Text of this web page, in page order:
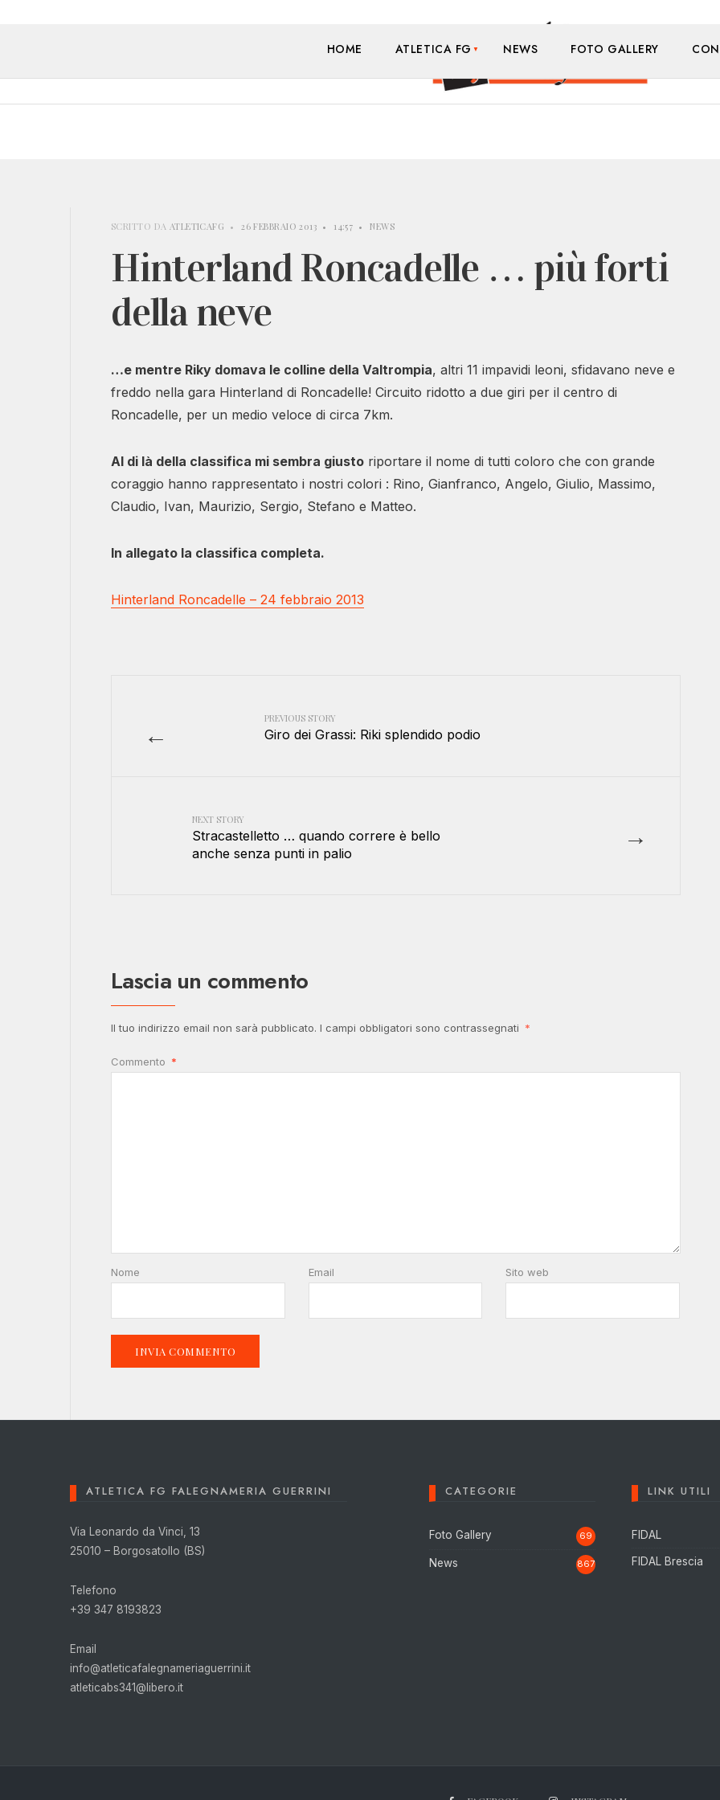
HOME ATLETICA FG NEWS FOTO GALLERY
SCRITTO DA ATLETICAFG • 26 FEBBRAIO 2013 • 14:57 • NEWS
Hinterland Roncadelle … più forti
della neve
…e mentre Riky domava le colline della Valtrompia, altri 11 impavidi leoni, sfidavano neve e
freddo nella gara Hinterland di Roncadelle! Circuito ridotto a due giri per il centro di
Roncadelle, per un medio veloce di circa 7km.
Al di là della classifica mi sembra giusto riportare il nome di tutti coloro che con grande
coraggio hanno rappresentato i nostri colori : Rino, Gianfranco, Angelo, Giulio, Massimo,
Claudio, Ivan, Maurizio, Sergio, Stefano e Matteo.
In allegato la classifica completa.
Hinterland Roncadelle – 24 febbraio 2013
←
PREVIOUS STORY
Giro dei Grassi: Riki splendido podio
→
NEXT STORY
Stracastelletto … quando correre è bello
anche senza punti in palio
Lascia un commento
Il tuo indirizzo email non sarà pubblicato. I campi obbligatori sono contrassegnati *
Commento *
Nome Email Sito web
ATLETICA FG FALEGNAMERIA GUERRINI
Via Leonardo da Vinci, 13
25010 – Borgosatollo (BS)
Telefono
+39 347 8193823
Email
info@atleticafalegnameriaguerrini.it
atleticabs341@libero.it
CATEGORIE
Foto Gallery 69
News 867
LINK UTILI
FIDAL
FIDAL Brescia